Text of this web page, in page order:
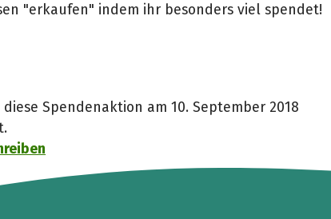
"erkaufen" indem ihr besonders viel spendet!
Spendenaktion am 10. September 2018